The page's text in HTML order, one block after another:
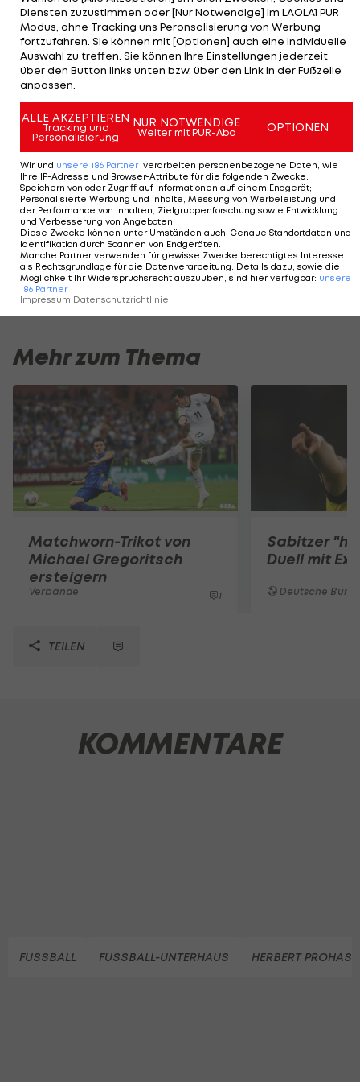
Mit dem 10-fachen Ex-Nationalspieler Ümit
Korkmaz steht auch ein klingender Name im
aktuellen Kader des Vereins.
Mehr zum Thema
Matchworn-Trikot von
Michael Gregoritsch
ersteigern
Verbände 1
Sabitzer
Duell mit
Deutsche
TEILEN
KOMMENTARE
FUSSBALL FUSSBALL-UNTERHAUS HERBERT
Diensten zuzustimmen oder [Nur Notwendige] im LAOLA1 PUR
Modus, ohne Tracking uns Peronsalisierung von Werbung
fortzufahren. Sie können mit [Optionen] auch eine individuelle
Auswahl zu treffen. Sie können Ihre Einstellungen jederzeit
über den Button links unten bzw. über den Link in der Fußzeile
anpassen.
ALLE AKZEPTIEREN
Tracking und
Personalisierung
NUR NOTWENDIGE
Weiter mit PUR-Abo OPTIONEN
Wir und unsere 186 Partner verarbeiten personenbezogene Daten, wie
Ihre IP-Adresse und Browser-Attribute für die folgenden Zwecke:
Speichern von oder Zugriff auf Informationen auf einem Endgerät;
Personalisierte Werbung und Inhalte, Messung von Werbeleistung und
der Performance von Inhalten, Zielgruppenforschung sowie Entwicklung
und Verbesserung von Angeboten.
Diese Zwecke können unter Umständen auch: Genaue Standortdaten und
Identifikation durch Scannen von Endgeräten.
Manche Partner verwenden für gewisse Zwecke berechtigtes Interesse
als Rechtsgrundlage für die Datenverarbeitung. Details dazu, sowie die
Möglichkeit Ihr Widerspruchsrecht auszuüben, sind hier verfügbar: unsere
186 Partner
Impressum Datenschutzrichtlinie